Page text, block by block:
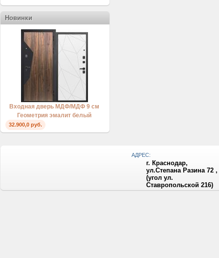
Новинки
Входная дверь МДФ/МДФ 9 см
Геометрия эмалит белый
32.900,0 руб.
АДРЕС:
г. Краснодар,
ул.Степана Разина 72 ,
(угол ул.
Ставропольской 216)